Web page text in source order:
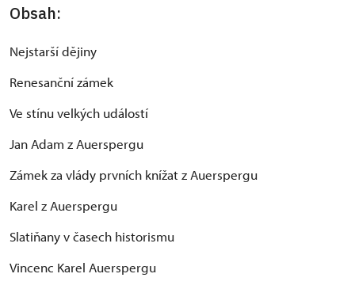
Obsah:
Nejstarší dějiny
Renesanční zámek
Ve stínu velkých událostí
Jan Adam z Auerspergu
Zámek za vlády prvních knížat z Auerspergu
Karel z Auerspergu
Slatiňany v časech historismu
Vincenc Karel Auerspergu